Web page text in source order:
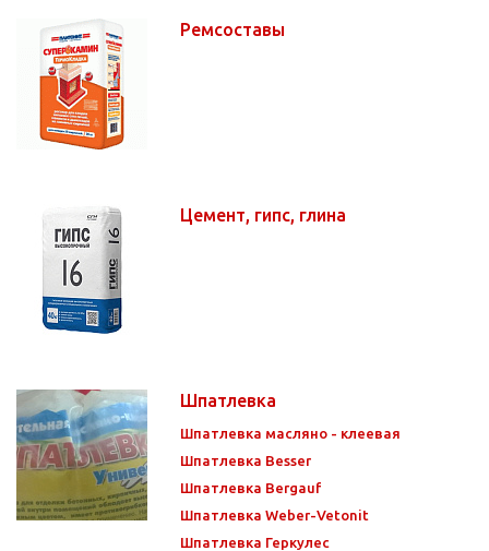
Ремсоставы
Цемент, гипс, глина
Шпатлевка
Шпатлевка масляно - клеевая
Шпатлевка Besser
Шпатлевка Bergauf
Шпатлевка Weber-Vetonit
Шпатлевка Геркулес